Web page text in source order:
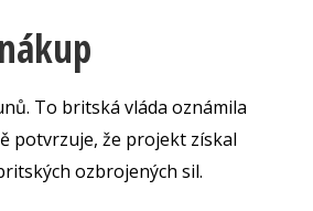
To britská vláda oznámila
potvrzuje, že projekt získal
ozbrojených sil.